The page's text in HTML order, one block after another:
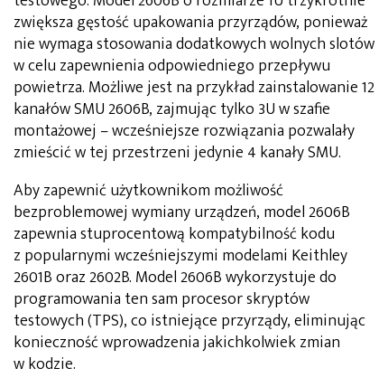
zwiększa gęstość upakowania przyrządów, ponieważ
nie wymaga stosowania dodatkowych wolnych slotów
w celu zapewnienia odpowiedniego przepływu
powietrza. Możliwe jest na przykład zainstalowanie 12
kanałów SMU 2606B, zajmując tylko 3U w szafie
montażowej – wcześniejsze rozwiązania pozwalały
zmieścić w tej przestrzeni jedynie 4 kanały SMU.
Aby zapewnić użytkownikom możliwość
bezproblemowej wymiany urządzeń, model 2606B
zapewnia stuprocentową kompatybilność kodu
z popularnymi wcześniejszymi modelami Keithley
2601B oraz 2602B. Model 2606B wykorzystuje do
programowania ten sam procesor skryptów
testowych (TPS), co istniejące przyrządy, eliminując
konieczność wprowadzenia jakichkolwiek zmian
w kodzie.